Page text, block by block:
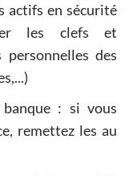
en sécurité
les clefs et
des
: si vous
remettez les au